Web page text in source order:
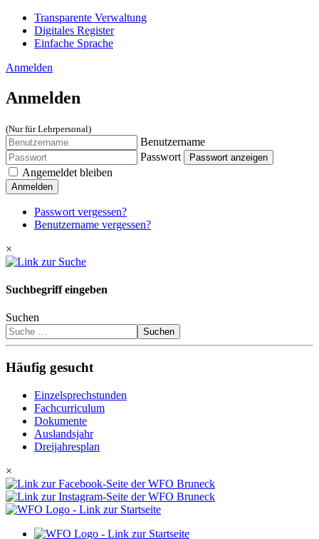
Transparente Verwaltung
Digitales Register
Einfache Sprache
Anmelden
Anmelden
(Nur für Lehrpersonal)
Benutzername
Passwort
Passwort anzeigen
Angemeldet bleiben
Anmelden
Passwort vergessen?
Benutzername vergessen?
×
Suchbegriff eingeben
Suchen
Suchen
Häufig gesucht
Einzelsprechstunden
Fachcurriculum
Dokumente
Auslandsjahr
Dreijahresplan
×